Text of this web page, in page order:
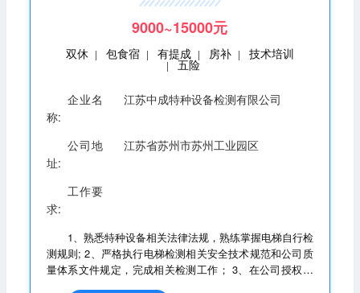
9000~15000元
双休 | 包食宿 | 有提成 | 房补 | 技术培训
| 五险
企业名
称:
江苏中成特种设备检测有限公司
公司地
址:
江苏省苏州市苏州工业园区
工作要
求:
1、熟悉特种设备相关法律法规，熟练掌握电梯自行检
测规则; 2、严格执行电梯检测相关安全技术规范和公司质
量体系文件规定，完成相关检测工作； 3、在公司授权的